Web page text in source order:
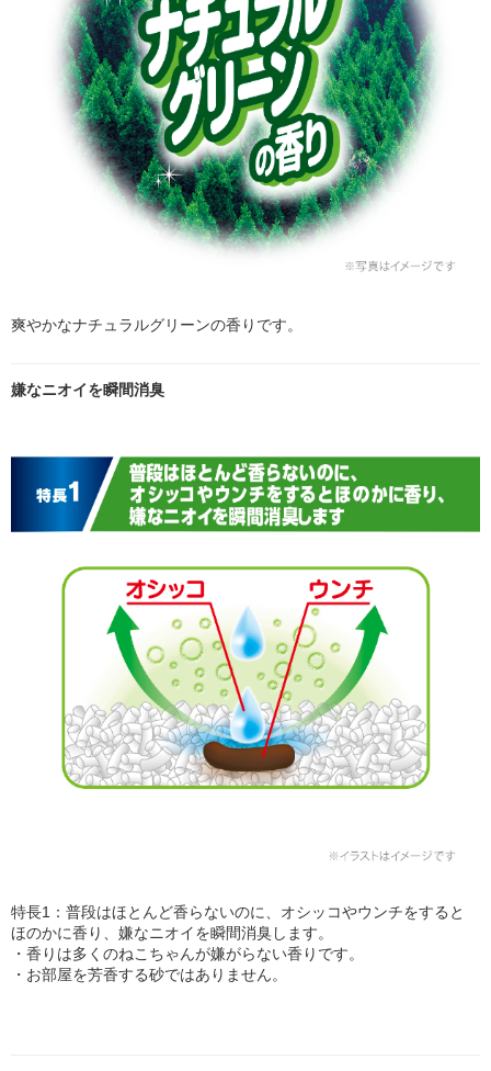
爽やかなナチュラルグリーンの香りです。
嫌なニオイを瞬間消臭
特長1：普段はほとんど香らないのに、オシッコやウンチをすると
ほのかに香り、嫌なニオイを瞬間消臭します。
・香りは多くのねこちゃんが嫌がらない香りです。
・お部屋を芳香する砂ではありません。